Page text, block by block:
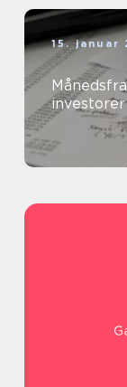
15. januar